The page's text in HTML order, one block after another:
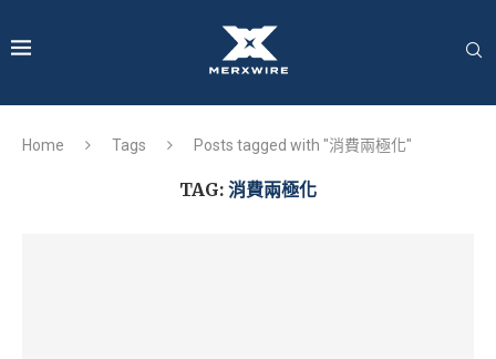
Home Tags Posts tagged with "消費兩極化"
TAG: 消費兩極化